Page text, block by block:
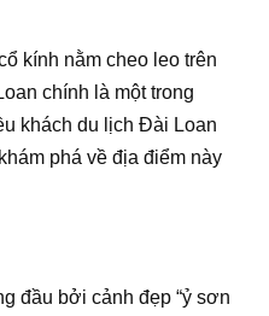
kính nằm cheo leo trên
chính là một trong
khách du lịch Đài Loan
phá về địa điểm này
đầu bởi cảnh đẹp “ỷ sơn